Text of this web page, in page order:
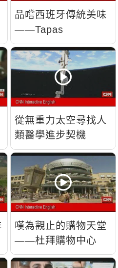
品嚐西班牙傳統美味
——Tapas
從無重力太空尋找人
類醫學進步契機
嘆為觀止的購物天堂
——杜拜購物中心